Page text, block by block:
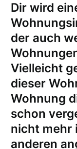
Dir wird
der auch
Vielleicht
dieser
Wohnung
schon
nicht mehr
anderen